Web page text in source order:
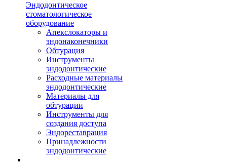
Эндодонтическое
стоматологическое
оборудование
Апекслокаторы и
эндонаконечники
Обтурация
Инструменты
эндодонтические
Расходные материалы
эндодонтические
Материалы для
обтурации
Инструменты для
создания доступа
Эндореставрация
Принадлежности
эндодонтические